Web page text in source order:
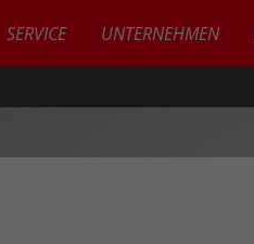
SERVICE UNTERNEHMEN